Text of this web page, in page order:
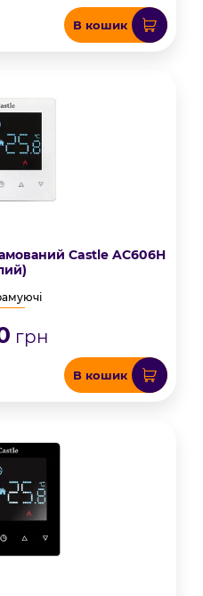
В кошик
Castle AC606H
грн
В кошик